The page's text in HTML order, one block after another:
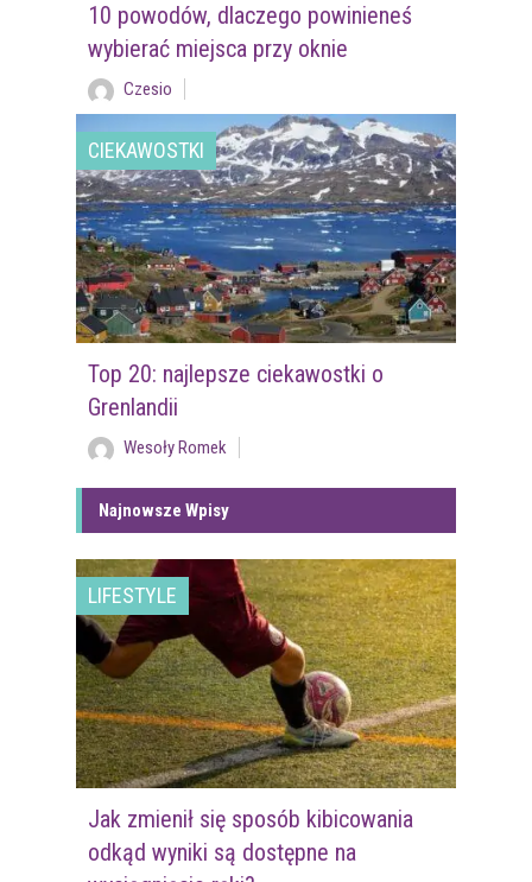
10 powodów, dlaczego powinieneś
wybierać miejsca przy oknie
Czesio
CIEKAWOSTKI
Top 20: najlepsze ciekawostki o
Grenlandii
Wesoły Romek
Najnowsze Wpisy
LIFESTYLE
Jak zmienił się sposób kibicowania
odkąd wyniki są dostępne na